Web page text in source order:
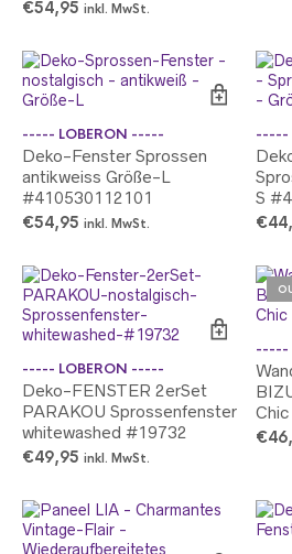
€54,95 inkl. MwSt.
----- LOBERON -----
Deko-Fenster Sprossen
antikweiss Größe-L
#410530112101
€54,95 inkl. MwSt.
-----
S
€
----- LOBERON -----
Deko-FENSTER 2erSet
PARAKOU Sprossenfenster
whitewashed #19732
€49,95 inkl. MwSt.
-----
€